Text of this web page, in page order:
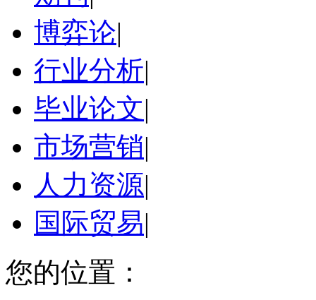
博弈论|
行业分析|
毕业论文|
市场营销|
人力资源|
国际贸易|
您的位置：